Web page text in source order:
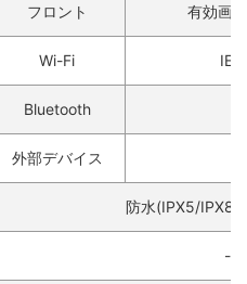
フロント 有効画
Wi-Fi
Bluetooth
外部デバイス
防水(IPX5/IPX8)
-